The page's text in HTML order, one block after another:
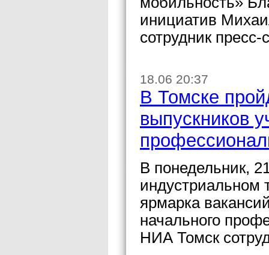
инициатив
сотрудник
18.06 20:37
В Томске
выпускников
В понедельник,
индустриальном
ярмарка
начального
НИА Томск